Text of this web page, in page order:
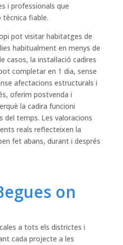
i professionals que
tècnica fiable.
pot visitar habitatges de
habitualment en menys de
casos, la instal·lació cadires
completar en 1 dia, sense
afectacions estructurals i
oferim postvenda i
la cadira funcioni
del temps. Les valoracions
reals reflecteixen la
fet abans, durant i després
on
a tots els districtes i
cada projecte a les